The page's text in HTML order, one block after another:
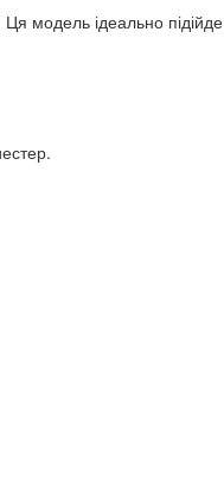
ідеально підійде